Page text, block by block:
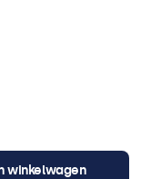
winkelwagen